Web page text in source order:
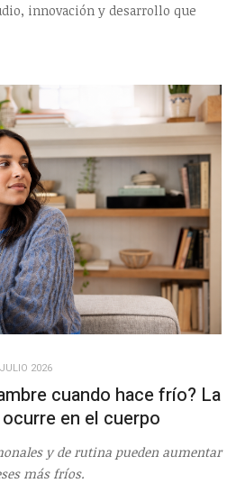
innovación y desarrollo que
2026
cuando hace frío? La
en el cuerpo
y de rutina pueden aumentar
más fríos.